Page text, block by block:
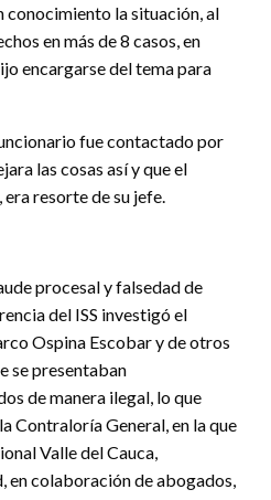
conocimiento la situación, al
en más de 8 casos, en
encargarse del tema para
fue contactado por
las cosas así y que el
resorte de su jefe.
procesal y falsedad de
del ISS investigó el
Ospina Escobar y de otros
se presentaban
de manera ilegal, lo que
Contraloría General, en la que
Valle del Cauca,
en colaboración de abogados,